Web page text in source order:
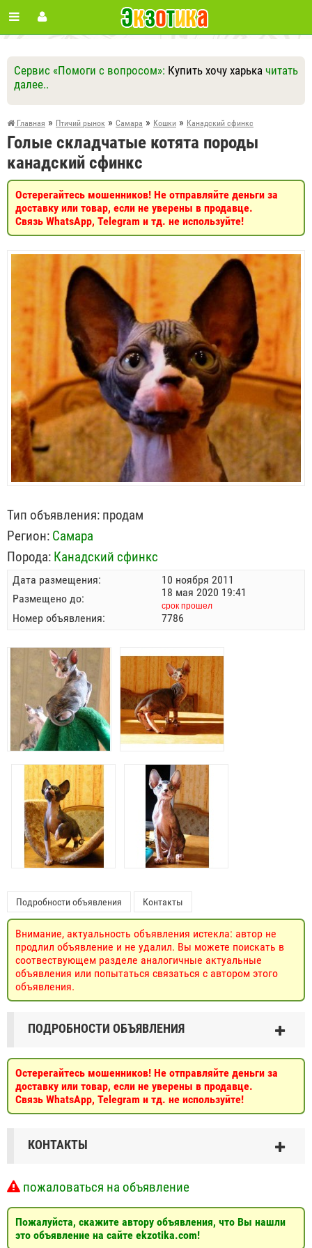
Сервис «Помоги с вопросом»: Купить хочу харька читать
далее..
Ответить Другие вопросы
Задать вопрос
Главная » Птичий рынок » Самара » Кошки » Канадский сфинкс
Голые складчатые котята породы
канадский сфинкс
Остерегайтесь мошенников! Не отправляйте деньги за
доставку или товар, если не уверены в продавце.
Связь WhatsApp, Telegram и тд. не используйте!
Тип объявления: продам
Регион: Самара
Порода: Канадский сфинкс
Дата размещения:
10 ноября 2011
Размещено до:
18 мая 2020 19:41
срок прошел
Номер объявления: 7786
Подробности объявления Контакты
Внимание, актуальность объявления истекла: автор не
продлил объявление и не удалил. Вы можете поискать в
соотвествующем разделе аналогичные актуальные
объявления или попытаться связаться с автором этого
объявления.
ПОДРОБНОСТИ ОБЪЯВЛЕНИЯ
Остерегайтесь мошенников! Не отправляйте деньги за
доставку или товар, если не уверены в продавце.
Связь WhatsApp, Telegram и тд. не используйте!
КОНТАКТЫ
пожаловаться на объявление
Пожалуйста, скажите автору объявления, что Вы нашли
это объявление на сайте ekzotika.com!